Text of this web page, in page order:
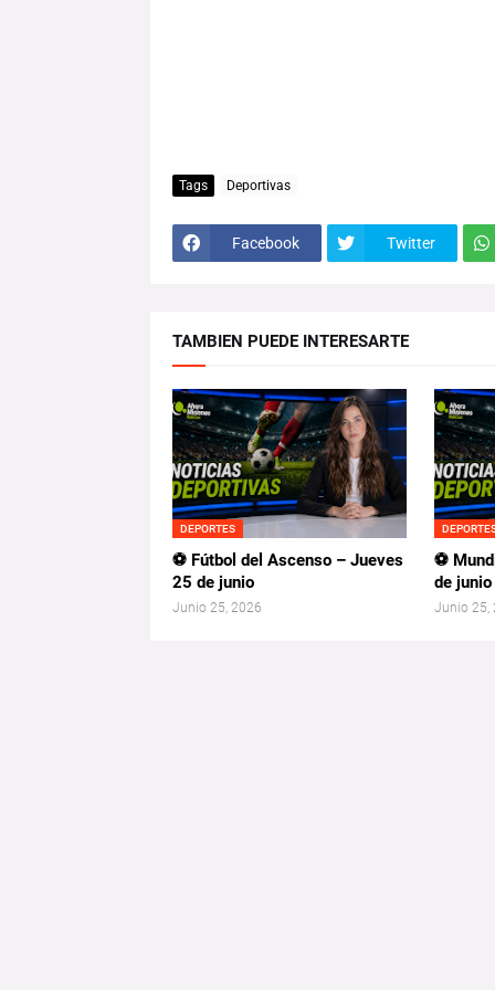
Tags Deportivas
Facebook Twitter
TAMBIEN PUEDE INTERESARTE
DEPORTES
⚽ Fútbol del Ascenso – Jueves
25 de junio
Junio 25, 2026
⚽
de junio
Junio 25,